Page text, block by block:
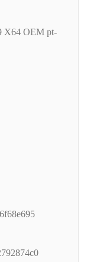
X64 OEM pt-